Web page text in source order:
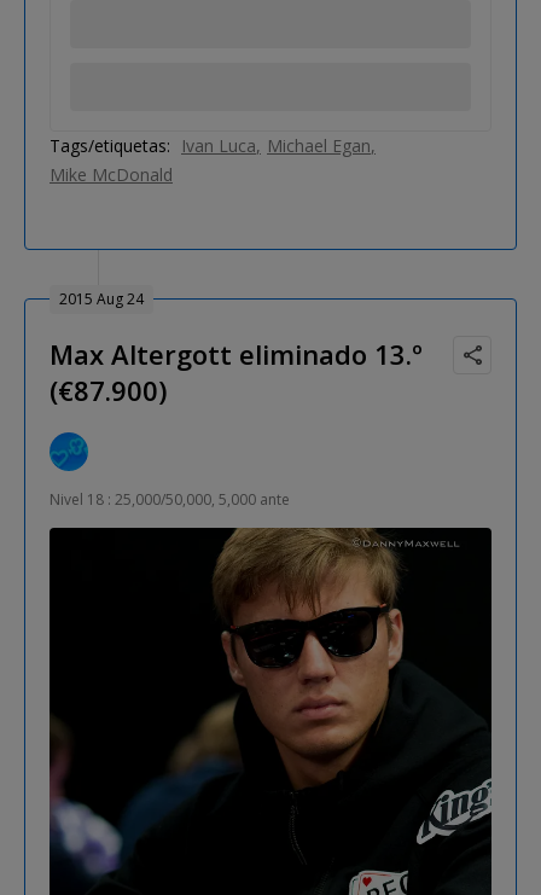
Tags/etiquetas: Ivan Luca
Michael Egan
Mike McDonald
2015 Aug 24
Max Altergott eliminado 13.º
(€87.900)
Nivel 18 : 25,000/50,000, 5,000 ante